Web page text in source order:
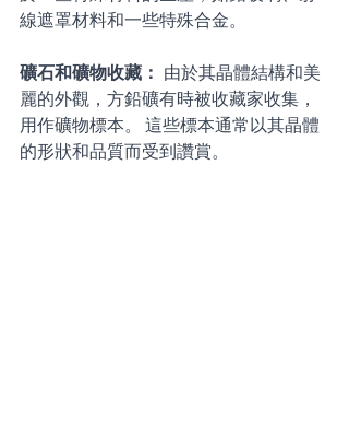
線遮罩材料和一些特殊合金。
礦石和礦物收藏： 由於其晶體結構和美
麗的外觀，方鉛礦有時被收藏家收集，
用作礦物標本。 這些標本通常以其晶體
的形狀和品質而受到讚賞。